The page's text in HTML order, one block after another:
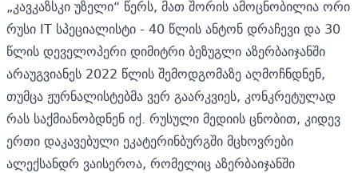
„კავკაზსკი უზელი“ წერს, მათ შორის ამოცნობილია ორი
რუსი IT სპეციალისტი - 40 წლის ანტონ დრაჩევი და 30
წლის დეველოპერი დიმიტრი ბეზუგლი აზერბაიჯანში
არაუგვიანეს 2022 წლის შემოდგომაზე აღმოჩნდნენ,
თუმცა ჟურნალისტებმა ვერ გაარკვიეს, კონკრეტულად
რას საქმიანობდნენ იქ. რუსული მედიის ცნობით, კიდევ
ერთი დაკავებული ეკატერინბურგში მცხოვრები
ალექსანდრ ვაისეროა, რომელიც აზერბაიჯანში